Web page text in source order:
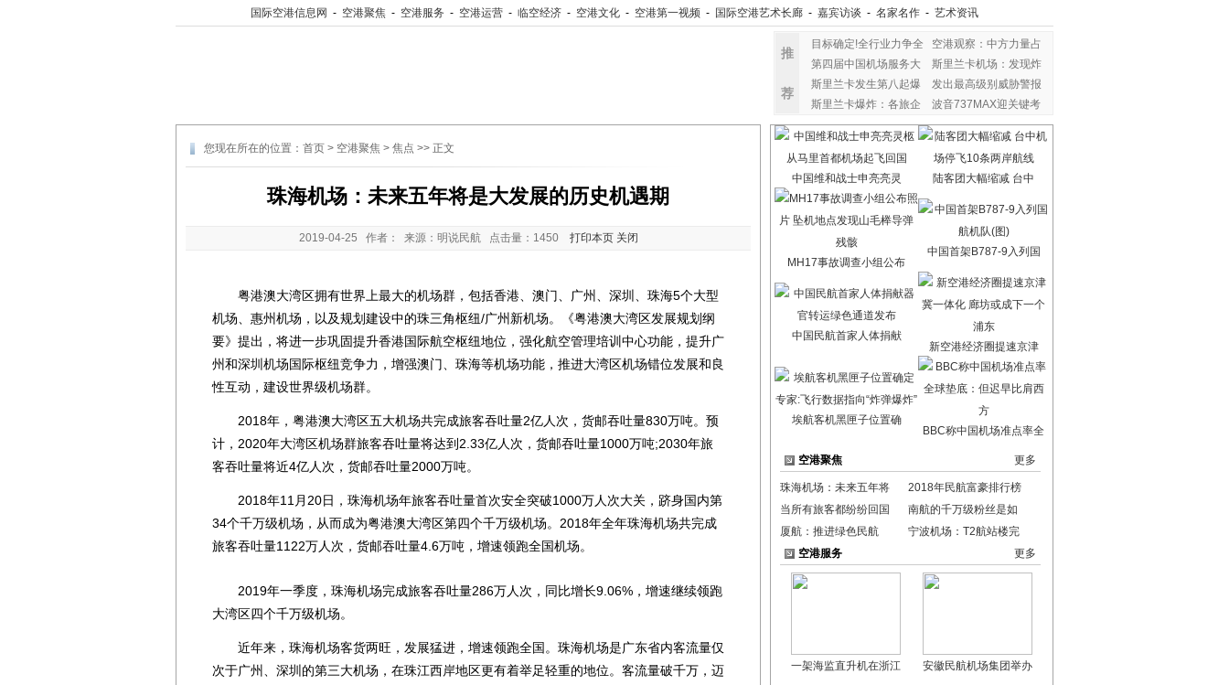
国际空港信息网 - 空港聚焦 - 空港服务 - 空港运营 - 临空经济 - 空港文化 - 空港第一视频 - 国际空港艺术长廊 - 嘉宾访谈 - 名家名作 - 艺术资讯
推
荐
目标确定!全行业力争全
空港观察：中方力量占
第四届中国机场服务大
斯里兰卡机场：发现炸
斯里兰卡发生第八起爆
发出最高级别威胁警报
斯里兰卡爆炸：各旅企
波音737MAX迎关键考
验
您现在所在的位置： 首页 > 空港聚焦 > 焦点 >> 正文
珠海机场：未来五年将是大发展的历史机遇期
2019-04-25 作者： 来源：明说民航 点击量： 1450 打印本页 关闭
粤港澳大湾区拥有世界上最大的机场群，包括香港、澳门、广州、深圳、珠海5个大型
机场、惠州机场，以及规划建设中的珠三角枢纽/广州新机场。《粤港澳大湾区发展规划纲
要》提出，将进一步巩固提升香港国际航空枢纽地位，强化航空管理培训中心功能，提升广
州和深圳机场国际枢纽竞争力，增强澳门、珠海等机场功能，推进大湾区机场错位发展和良
性互动，建设世界级机场群。
2018年，粤港澳大湾区五大机场共完成旅客吞吐量2亿人次，货邮吞吐量830万吨。预
计，2020年大湾区机场群旅客吞吐量将达到2.33亿人次，货邮吞吐量1000万吨;2030年旅
客吞吐量将近4亿人次，货邮吞吐量2000万吨。
2018年11月20日，珠海机场年旅客吞吐量首次安全突破1000万人次大关，跻身国内第
34个千万级机场，从而成为粤港澳大湾区第四个千万级机场。2018年全年珠海机场共完成
旅客吞吐量1122万人次，货邮吞吐量4.6万吨，增速领跑全国机场。
2019年一季度，珠海机场完成旅客吞吐量286万人次，同比增长9.06%，增速继续领跑
大湾区四个千万级机场。
近年来，珠海机场客货两旺，发展猛进，增速领跑全国。珠海机场是广东省内客流量仅
次于广州、深圳的第三大机场，在珠江西岸地区更有着举足轻重的地位。客流量破千万，迈
中国维和战士申亮亮灵 陆客团大幅缩减 台中
MH17事故调查小组公布
中国首架B787-9入列国
中国民航首家人体捐献
新空港经济圈提速京津
埃航客机黑匣子位置确
BBC称中国机场准点率全
空港聚焦 更多
珠海机场：未来五年将
2018年民航富豪排行榜
当所有旅客都纷纷回国
南航的千万级粉丝是如
厦航：推进绿色民航
宁波机场：T2航站楼完
空港服务
更多
一架海监直升机在浙江 安徽民航机场集团举办